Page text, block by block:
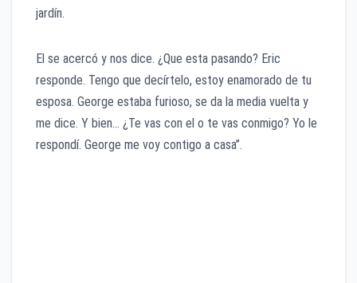
jardín.
El se acercó y nos dice. ¿Que esta pasando? Eric
responde. Tengo que decírtelo, estoy enamorado de tu
esposa. George estaba furioso, se da la media vuelta y
me dice. Y bien… ¿Te vas con el o te vas conmigo? Yo le
respondí. George me voy contigo a casa”.